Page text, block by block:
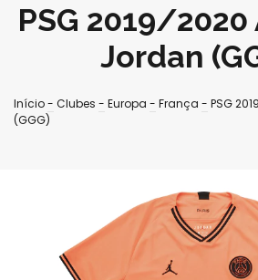
PSG 2019/2020
Jordan
Início- Clubes - Europa - França - PSG
(GGG)